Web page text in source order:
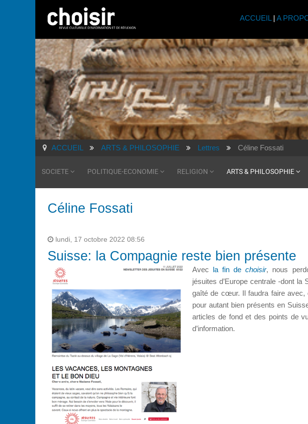
ACCUEIL | A
ACCUEIL ARTS & PHILOSOPHIE Lettres Céline Fossati
SOCIETE POLITIQUE-ECONOMIE RELIGION ARTS & PHILOSOPHIE
Céline Fossati
lundi, 17 octobre 2022 08:56
Suisse: la Compagnie reste bien présente
Avec la fin dechoisir, nous
jésuites d’Europe centrale -dont la
gaîté de cœur. Il faudra faire avec,
pour autant bien présents en
articles de fond et des points de
d’information.